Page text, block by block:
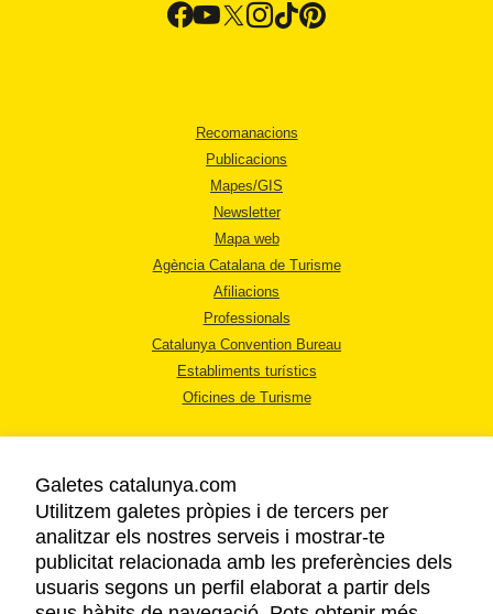
Recomanacions
Publicacions
Mapes/GIS
Newsletter
Mapa web
Agència Catalana de Turisme
Afiliacions
Professionals
Catalunya Convention Bureau
Establiments turístics
Oficines de Turisme
AVÍS LEGAL
POLÍTICA DE PRIVACITAT
COOKIES
Galetes catalunya.com
Utilitzem galetes pròpies i de tercers per
analitzar els nostres serveis i mostrar-te
publicitat relacionada amb les preferències dels
usuaris segons un perfil elaborat a partir dels